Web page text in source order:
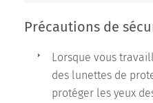
Précautions de
Lorsque vous
des lunettes de
protéger les yeux